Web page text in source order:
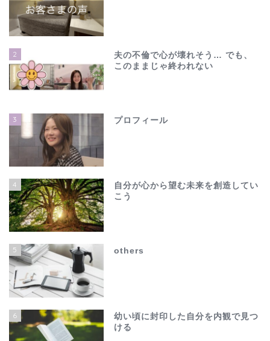
2
夫の不倫で心が壊れそう… でも、
このままじゃ終われない
3 プロフィール
4
自分が心から望む未来を創造してい
こう
5 others
6
幼い頃に封印した自分を内観で見つ
ける
夫の不倫で心が壊れそう…
でも、このままじゃ終わ